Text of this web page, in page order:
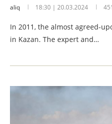
aliq 18:30 | 20.03.2024
In 2011, the almost agreed-
in Kazan. The expert and…